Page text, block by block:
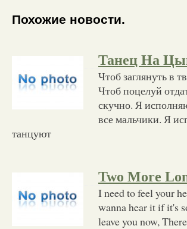
Похожие новости.
Танец На
Чтоб заглянуть в
Чтоб поцелуй
скучно. Я
все мальчики. Я
танцуют
Two More
I need to feel your
wanna hear it if it's
leave you now,